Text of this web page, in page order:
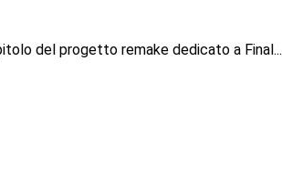
del progetto remake dedicato a Final...